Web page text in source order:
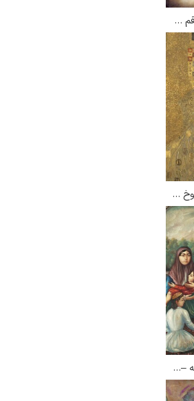
بانویی با قاقم – لئوناردو داوینچی
پرتره آدل بلوخ باوئر اول – گوستاو کلیمت
مهمانی زنانه – هنرمندان دوره قاجار